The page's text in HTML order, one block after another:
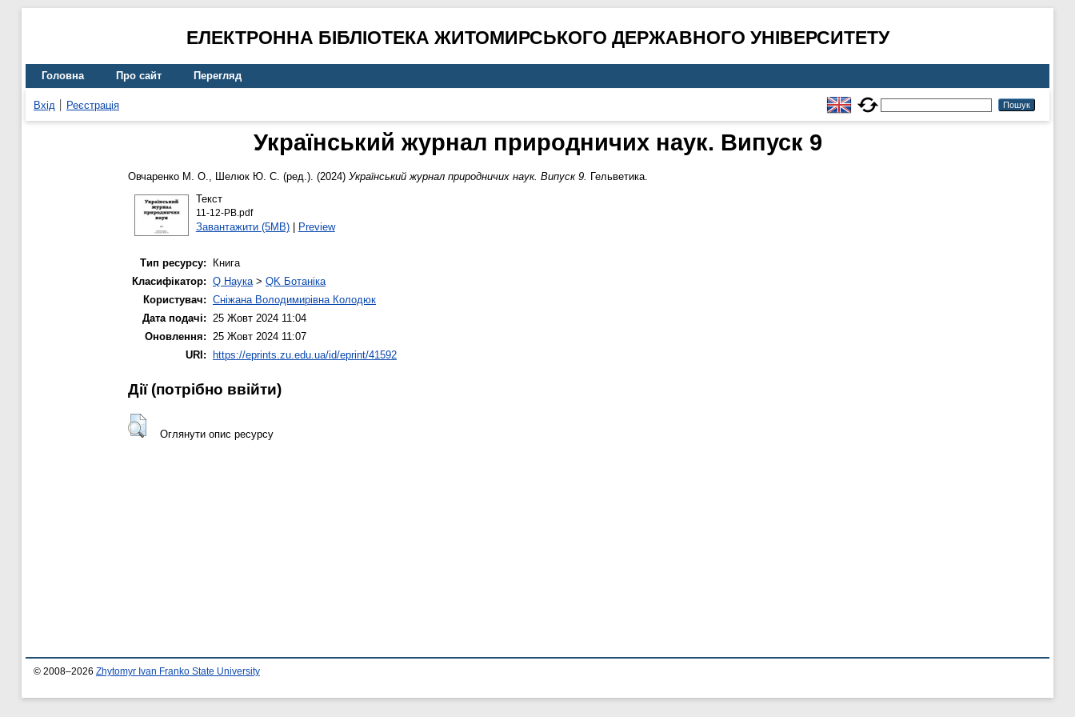
ЕЛЕКТРОННА БІБЛІОТЕКА ЖИТОМИРСЬКОГО ДЕРЖАВНОГО УНІВЕРСИТЕТУ
Головна Про сайт Перегляд
Вхід Реєстрація
Український журнал природничих наук. Випуск 9
Овчаренко М. О., Шелюк Ю. С. (ред.). (2024) Український журнал природничих наук. Випуск 9. Гельветика.
Текст
11-12-PB.pdf
Завантажити (5MB)| Preview
Тип ресурсу:
Книга
Класифікатор: Q Наука> QK Ботаніка
Користувач: Сніжана Володимирівна Колодюк
Дата подачі: 25 Жовт 2024 11:04
Оновлення: 25 Жовт 2024 11:07
URI:
https://eprints.zu.edu.ua/id/eprint/41592
Дії ​​(потрібно ввійти)
Оглянути опис ресурсу
© 2008–2026 Zhytomyr Ivan Franko State University